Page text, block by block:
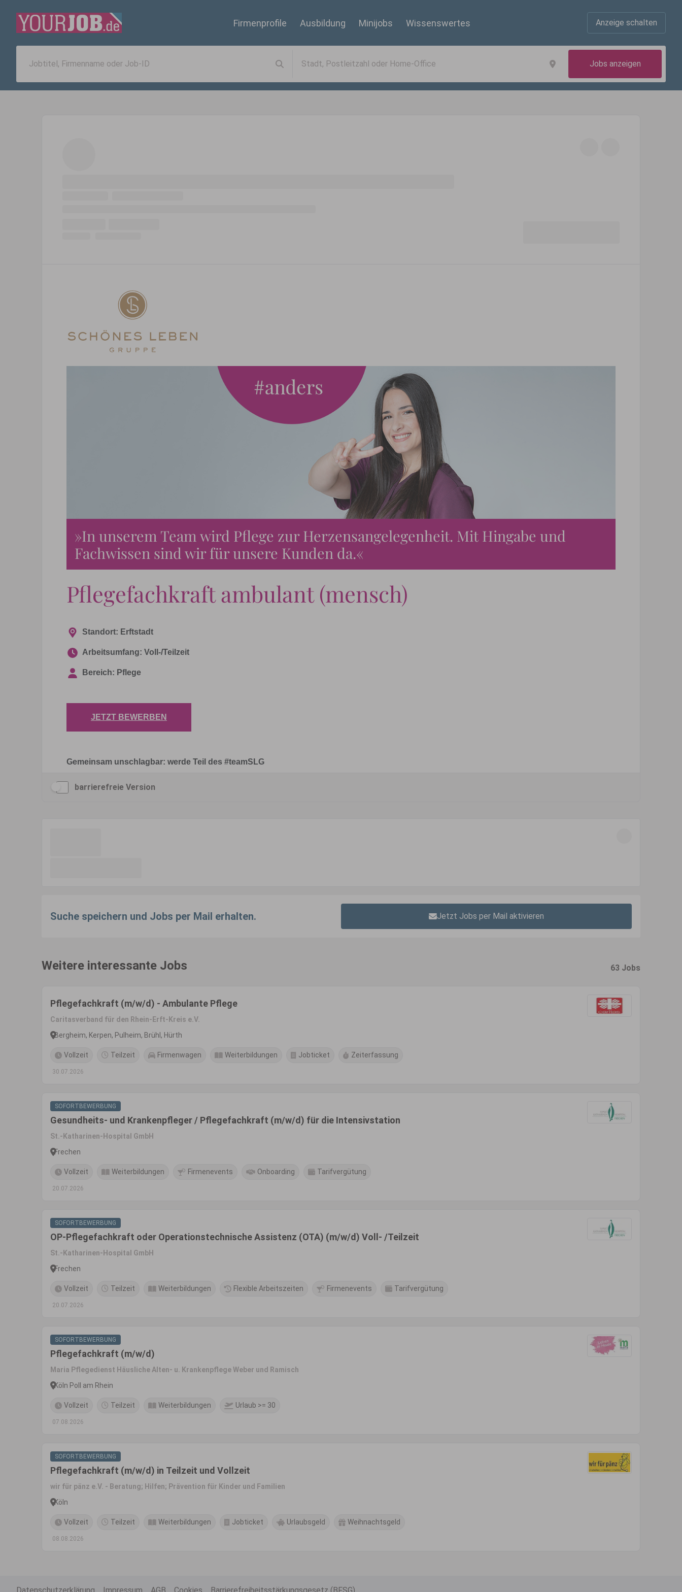
Firmenprofile Ausbildung Minijobs Wissenswertes Anzeige schalten
Jobs anzeigen
barrierefreie Version
Suche speichern und Jobs per Mail erhalten. Jetzt Jobs per Mail aktivieren
Weitere interessante Jobs 63 Jobs
Pflegefachkraft (m/w/d) - Ambulante Pflege
Caritasverband für den Rhein-Erft-Kreis e.V.
Bergheim, Kerpen, Pulheim, Brühl, Hürth
Vollzeit Teilzeit Firmenwagen Weiterbildungen Jobticket Zeiterfassung
30.07.2026
SOFORTBEWERBUNG
Gesundheits- und Krankenpfleger / Pflegefachkraft (m/w/d) für die Intensivstation
St.-Katharinen-Hospital GmbH
Frechen
Vollzeit Weiterbildungen Firmenevents Onboarding Tarifvergütung
20.07.2026
SOFORTBEWERBUNG
OP-Pflegefachkraft oder Operationstechnische Assistenz (OTA) (m/w/d) Voll- /Teilzeit
St.-Katharinen-Hospital GmbH
Frechen
Vollzeit Teilzeit Weiterbildungen Flexible Arbeitszeiten Firmenevents Tarifvergütung
20.07.2026
SOFORTBEWERBUNG
Pflegefachkraft (m/w/d)
Maria Pflegedienst Häusliche Alten- u. Krankenpflege Weber und Ramisch
Köln Poll am Rhein
Vollzeit Teilzeit Weiterbildungen Urlaub >= 30
07.08.2026
SOFORTBEWERBUNG
Pflegefachkraft (m/w/d) in Teilzeit und Vollzeit
wir für pänz e.V. - Beratung; Hilfen; Prävention für Kinder und Familien
Köln
Vollzeit Teilzeit Weiterbildungen Jobticket Urlaubsgeld Weihnachtsgeld
08.08.2026